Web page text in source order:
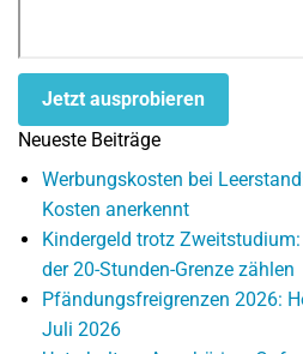
Jetzt ausprobieren
Neueste Beiträge
Werbungskosten bei
Kosten anerkennt
Kindergeld trotz
der 20-Stunden-Grenze zählen
Pfändungsfreigrenzen 2026:
Juli 2026